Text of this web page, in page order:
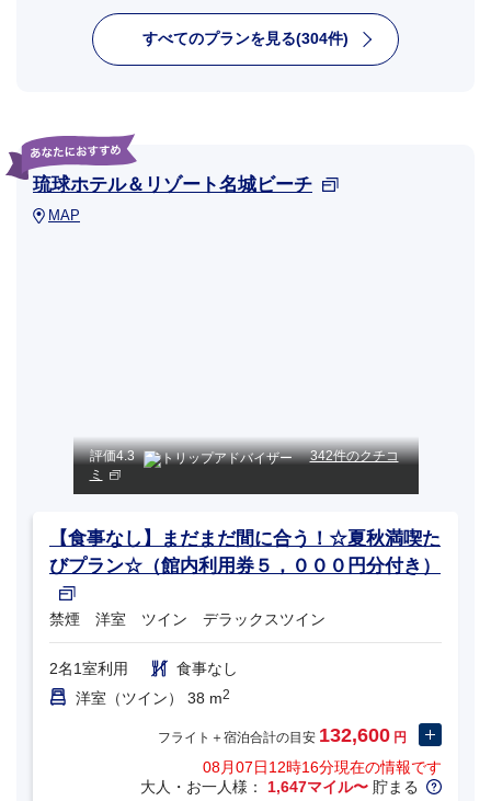
すべてのプランを見る(304件)
琉球ホテル＆リゾート名城ビーチ
MAP
評価4.3
342件のクチコ
ミ
【食事なし】まだまだ間に合う！☆夏秋満喫た
びプラン☆（館内利用券５，０００円分付き）
禁煙 洋室 ツイン デラックスツイン
2名1室利用
食事なし
洋室（ツイン） 38 m2
フライト＋宿泊合計の目安 132,600 円
08月07日12時16分現在の情報です
大人・お一人様： 1,647マイル〜 貯まる